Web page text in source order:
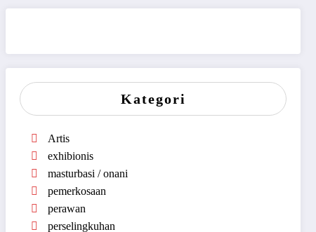
Kategori
Artis
exhibionis
masturbasi / onani
pemerkosaan
perawan
perselingkuhan